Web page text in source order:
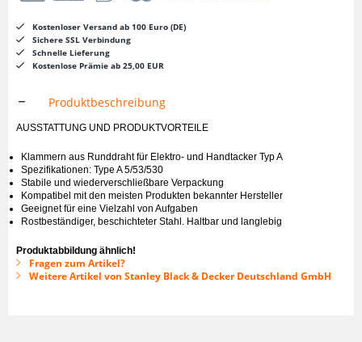
Kostenloser Versand ab 100 Euro (DE)
Sichere SSL Verbindung
Schnelle Lieferung
Kostenlose Prämie ab 25,00 EUR
Produktbeschreibung
AUSSTATTUNG UND PRODUKTVORTEILE
Klammern aus Runddraht für Elektro- und Handtacker Typ A
Spezifikationen: Type A 5/53/530
Stabile und wiederverschließbare Verpackung
Kompatibel mit den meisten Produkten bekannter Hersteller
Geeignet für eine Vielzahl von Aufgaben
Rostbeständiger, beschichteter Stahl. Haltbar und langlebig
Produktabbildung ähnlich!
Fragen zum Artikel?
Weitere Artikel von Stanley Black & Decker Deutschland GmbH